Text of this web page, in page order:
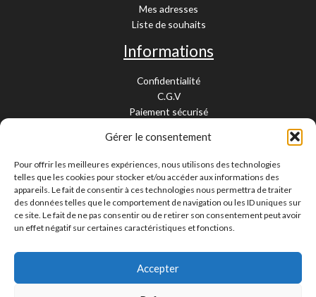
Gérer le consentement
Pour offrir les meilleures expériences, nous utilisons des technologies
telles que les cookies pour stocker et/ou accéder aux informations des
appareils. Le fait de consentir à ces technologies nous permettra de traiter
des données telles que le comportement de navigation ou les ID uniques sur
ce site. Le fait de ne pas consentir ou de retirer son consentement peut avoir
un effet négatif sur certaines caractéristiques et fonctions.
Accepter
Mes adresses
Liste de souhaits
Informations
Confidentialité
C.G.V
Paiement sécurisé
Livraison et retour
Cookies
Contact
Paiement sécurisé
Livraison 24/48H et 10/15 jours